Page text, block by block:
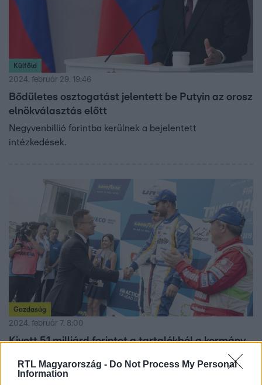
RTL Magyarország - Do Not Process My Personal
Information
Külföld
2024. február 29. 19:46
Bődületes osztogatást jelentett be Putyin az orosz
elnökválasztás előtt
Negyvenbillió forintba kerülnek a bejelentett
intézkedések.
Gazdaság
2024. február 7. 8:00
Kivett 51 milliárd forintot a tartalékból a kormány
Elment 10 milliárd a Hungaroringre is.